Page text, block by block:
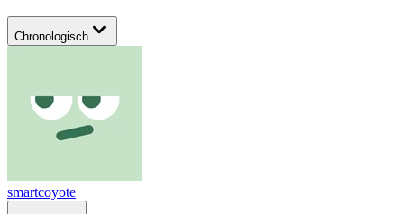
Chronologisch
smartcoyote